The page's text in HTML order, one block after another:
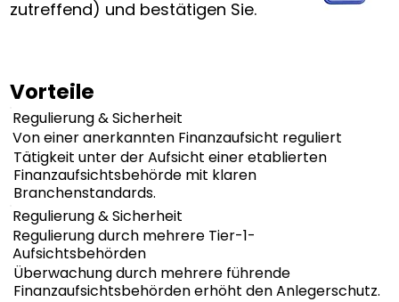
zutreffend) und bestätigen Sie.
Vorteile
Regulierung & Sicherheit
Von einer anerkannten Finanzaufsicht reguliert
Tätigkeit unter der Aufsicht einer etablierten
Finanzaufsichtsbehörde mit klaren
Branchenstandards.
Regulierung & Sicherheit
Regulierung durch mehrere Tier-1-
Aufsichtsbehörden
Überwachung durch mehrere führende
Finanzaufsichtsbehörden erhöht den Anlegerschutz.